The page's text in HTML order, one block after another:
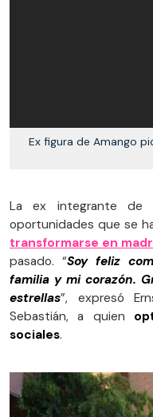
Ex figura de Amango
La ex integrante de
oportunidades que se
transformarse en
pasado. “Soy feliz
familia y mi corazón.
estrellas”, expresó
Sebastián, a quien
sociales.